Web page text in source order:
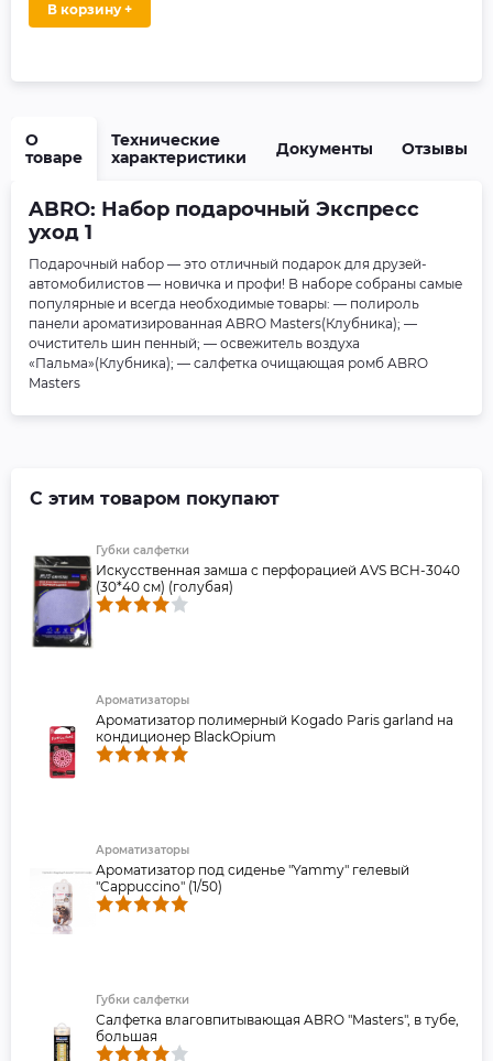
В корзину +
О
товаре
Технические
характеристики
Документы Отзывы
ABRO: Набор подарочный Экспресс
уход 1
Подарочный набор — это отличный подарок для друзей-
автомобилистов — новичка и профи! В наборе собраны самые
популярные и всегда необходимые товары: — полироль
панели ароматизированная ABRO Masters(Клубника); —
очиститель шин пенный; — освежитель воздуха
«Пальма»(Клубника); — cалфетка очищающая ромб ABRO
Masters
С этим товаром покупают
Губки салфетки
Искусственная замша с перфорацией AVS BCH-3040
(30*40 см) (голубая)
Ароматизаторы
Ароматизатор полимерный Kogado Paris garland на
кондиционер BlackOpium
Ароматизаторы
Ароматизатор под сиденье "Yammy" гелевый
"Cappuccino" (1/50)
Губки салфетки
Салфетка влаговпитывающая ABRO "Masters", в тубе,
большая